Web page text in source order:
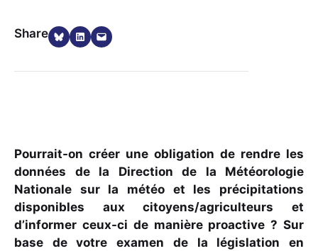
ShareShare on Bluesky
Share on LinkedIn
Email this Page
Pourrait-on créer une obligation de rendre les
données de la Direction de la Météorologie
Nationale sur la météo et les précipitations
disponibles aux citoyens/agriculteurs et
d’informer ceux-ci de manière proactive ? Sur
base de votre examen de la législation en